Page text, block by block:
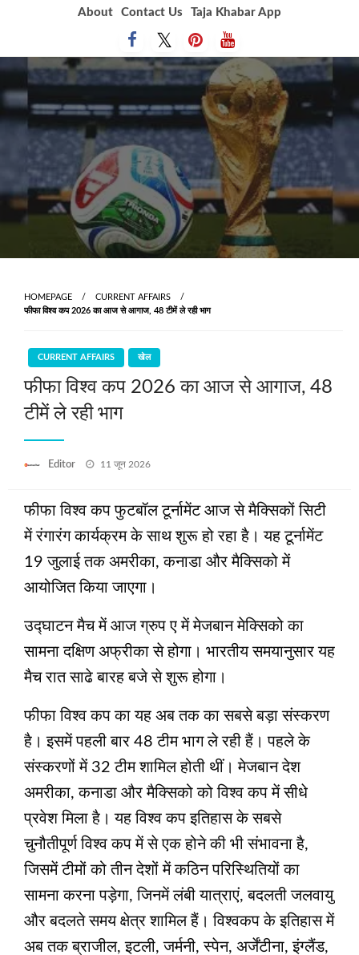
About Contact Us Taja Khabar App
HOMEPAGE
CURRENT AFFAIRS
फीफा विश्व कप 2026 का आज से आगाज, 48 टीमें ले रही भाग
CURRENT AFFAIRS खेल
फीफा विश्व कप 2026 का आज से आगाज, 48
टीमें ले रही भाग
Editor
Posted
11 जून 2026
फीफा विश्व कप फुटबॉल टूर्नामेंट आज से मैक्सिकों सिटी
में रंगारंग कार्यक्रम के साथ शुरू हो रहा है। यह टूर्नामेंट
19 जुलाई तक अमरीका, कनाडा और मैक्सिको में
आयोजित किया जाएगा।
उद्घाटन मैच में आज ग्रुप ए में मेजबान मेक्सिको का
सामना दक्षिण अफ्रीका से होगा। भारतीय समयानुसार यह
मैच रात साढे बारह बजे से शुरू होगा।
फीफा विश्व कप का यह अब तक का सबसे बड़ा संस्करण
है। इसमें पहली बार 48 टीम भाग ले रही हैं। पहले के
संस्करणों में 32 टीम शामिल होती थीं। मेजबान देश
अमरीका, कनाडा और मैक्सिको को विश्‍व कप में सीधे
प्रवेश मिला है। यह विश्व कप इतिहास के सबसे
चुनौतीपूर्ण विश्व कप में से एक होने की भी संभावना है,
जिसमें टीमों को तीन देशों में कठिन परिस्थितियों का
सामना करना पड़ेगा, जिनमें लंबी यात्राएं, बदलती जलवायु
और बदलते समय क्षेत्र शामिल हैं। विश्‍वकप के इतिहास में
अब तक ब्राजील, इटली, जर्मनी, स्पेन, अर्जेंटीना, इंग्लैंड,